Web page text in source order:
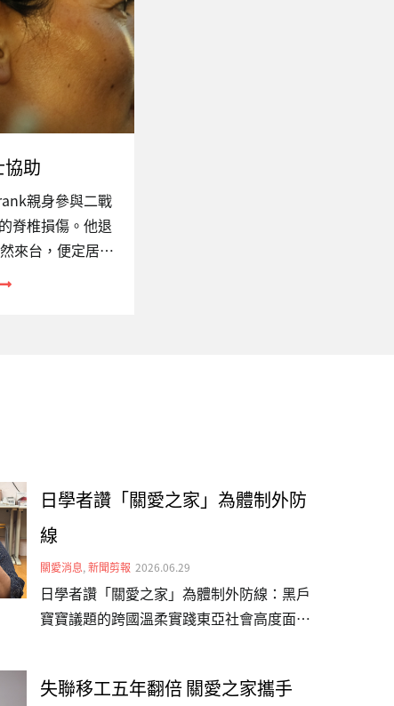
在台工作期間，她們若不小心意外懷孕，常因
害怕遭到遣返而逃跑，成為無證移工。她們不
敢去醫院產檢、也通常不會選擇主動去醫院生
產，…
助
親身參與二戰
脊椎損傷。他退
來台，便定居台
病在床的他經友
世。告別式時，
木上覆蓋著美
議題跨國人口流
現象，然而不論
…
日學者讚「關愛之家」為體制外防
線
關愛消息, 新聞剪報 2026.06.29
日學者讚「關愛之家」為體制外防線：黑戶
寶寶議題的跨國溫柔實踐東亞社會高度面臨
子女」（俗稱黑戶寶寶），正成為跨國界面
失聯移工五年翻倍 關愛之家攜手